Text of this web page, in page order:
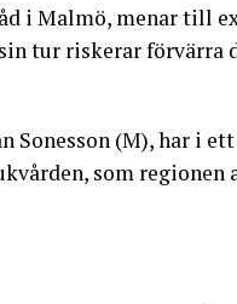
i Malmö, menar till
tur riskerar förvärra
Sonesson (M), har i
som regionen